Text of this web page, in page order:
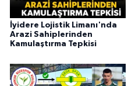
İyidere Lojistik Limanı'nda
Arazi Sahiplerinden
Kamulaştırma Tepkisi